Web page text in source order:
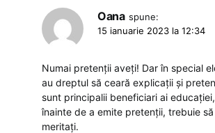
Oana spune:
15 ianuarie 2023 la 12:34
Numai pretenții aveți! Dar în special
au dreptul să ceară explicații și
sunt principalii beneficiari ai
înainte de a emite pretenții, trebuie
meritați.